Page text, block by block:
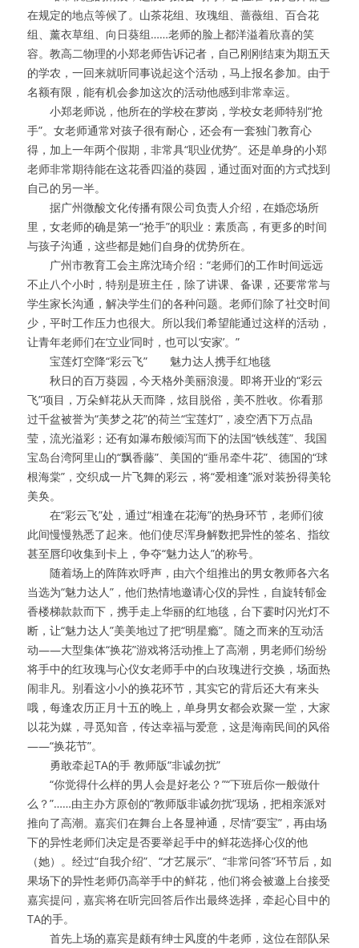
在规定的地点等候了。山茶花组、玫瑰组、蔷薇组、百合花
组、薰衣草组、向日葵组……老师的脸上都洋溢着欣喜的笑
容。教高二物理的小郑老师告诉记者，自己刚刚结束为期五天
的学农，一回来就听同事说起这个活动，马上报名参加。由于
名额有限，能有机会参加这次的活动他感到非常幸运。
小郑老师说，他所在的学校在萝岗，学校女老师特别“抢
手”。女老师通常对孩子很有耐心，还会有一套独门教育心
得，加上一年两个假期，非常具“职业优势”。还是单身的小郑
老师非常期待能在这花香四溢的葵园，通过面对面的方式找到
自己的另一半。
据广州微酸文化传播有限公司负责人介绍，在婚恋场所
里，女老师的确是第一“抢手”的职业：素质高，有更多的时间
与孩子沟通，这些都是她们自身的优势所在。
广州市教育工会主席沈琦介绍：“老师们的工作时间远远
不止八个小时，特别是班主任，除了讲课、备课，还要常常与
学生家长沟通，解决学生们的各种问题。老师们除了社交时间
少，平时工作压力也很大。所以我们希望能通过这样的活动，
让青年老师们在‘立业’同时，也可以‘安家’。”
宝莲灯空降“彩云飞”　　魅力达人携手红地毯
秋日的百万葵园，今天格外美丽浪漫。即将开业的“彩云
飞”项目，万朵鲜花从天而降，炫目脱俗，美不胜收。你看那
过千盆被誉为“美梦之花”的荷兰“宝莲灯”，凌空洒下万点晶
莹，流光溢彩；还有如瀑布般倾泻而下的法国“铁线莲”、我国
宝岛台湾阿里山的“飘香藤”、美国的“垂吊牵牛花”、德国的“球
根海棠”，交织成一片飞舞的彩云，将“爱相逢”派对装扮得美轮
美奂。
在“彩云飞”处，通过“相逢在花海”的热身环节，老师们彼
此间慢慢熟悉了起来。他们使尽浑身解数把异性的签名、指纹
甚至唇印收集到卡上，争夺“魅力达人”的称号。
随着场上的阵阵欢呼声，由六个组推出的男女教师各六名
当选为“魅力达人”，他们热情地邀请心仪的异性，自旋转郁金
香楼梯款款而下，携手走上华丽的红地毯，台下霎时闪光灯不
断，让“魅力达人”美美地过了把“明星瘾”。随之而来的互动活
动——大型集体“换花”游戏将活动推上了高潮，男老师们纷纷
将手中的红玫瑰与心仪女老师手中的白玫瑰进行交换，场面热
闹非凡。别看这小小的换花环节，其实它的背后还大有来头
哦，每逢农历正月十五的晚上，单身男女都会欢聚一堂，大家
以花为媒，寻觅知音，传达幸福与爱意，这是海南民间的风俗
——“换花节”。
勇敢牵起TA的手 教师版“非诚勿扰”
“你觉得什么样的男人会是好老公？”“下班后你一般做什
么？”……由主办方原创的“教师版非诚勿扰”现场，把相亲派对
推向了高潮。嘉宾们在舞台上各显神通，尽情“耍宝”，再由场
下的异性老师们决定是否要举起手中的鲜花选择心仪的他
（她）。经过“自我介绍”、“才艺展示”、“非常问答”环节后，如
果场下的异性老师仍高举手中的鲜花，他们将会被邀上台接受
嘉宾提问，嘉宾将在听完回答后作出最终选择，牵起心目中的
TA的手。
首先上场的嘉宾是颇有绅士风度的牛老师，这位在部队呆